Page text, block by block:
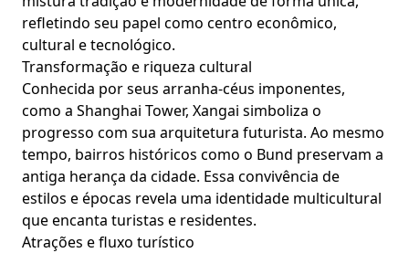
refletindo seu papel como centro econômico,
cultural e tecnológico.
Transformação e riqueza cultural
Conhecida por seus arranha-céus imponentes,
como a Shanghai Tower, Xangai simboliza o
progresso com sua arquitetura futurista. Ao mesmo
tempo, bairros históricos como o Bund preservam a
antiga herança da cidade. Essa convivência de
estilos e épocas revela uma identidade multicultural
que encanta turistas e residentes.
Atrações e fluxo turístico